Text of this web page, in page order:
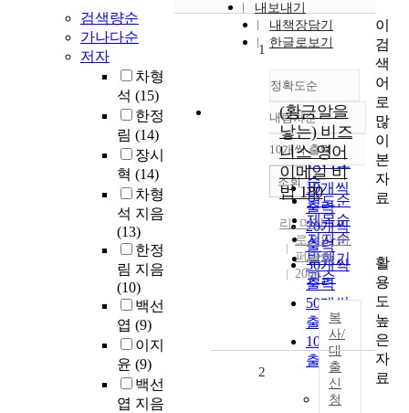
검색량순
가나다순
저자
차형
석 (15)
한정
림 (14)
장시
혁 (14)
차형
석 지음
(13)
한정
림 지음
(10)
백선
엽 (9)
이지
윤 (9)
백선
엽 지음
내보내기
내책장담기
한글로보기
정확도순
정확도
순
인기도
순
연도순
제목순
저자순
발행기
관순
내림차순
내림차순
10개씩 출력
10개씩
출력
20개씩
출력
30개씩
출력
50개씩
출력
100개씩
출력
조회
1
(황금알을
낳는) 비즈
니스 영어
이메일 비
법 180
리, 미카
로그인 이
퍼블릭
2008
복
사/
대
출
신
청
2
이
검
색
어
로
많
이
본
자
료
활
용
도
높
은
자
료